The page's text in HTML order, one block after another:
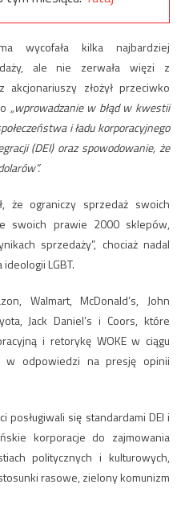
wycofała kilka najbardziej
ale nie zerwała więzi z
złożył przeciwko
„wprowadzanie w błąd w kwestii
i ładu korporacyjnego
(DEI) oraz spowodowanie, że
że ograniczy sprzedaż swoich
swoich prawie 2000 sklepów,
sprzedaży”, chociaż nadal
LGBT.
Walmart, McDonald’s, John
Jack Daniel’s i Coors, które
i retorykę WOKE w ciągu
w odpowiedzi na presję opinii
się standardami DEI i
korporacje do zajmowania
politycznych i kulturowych,
rasowe, zielony komunizm